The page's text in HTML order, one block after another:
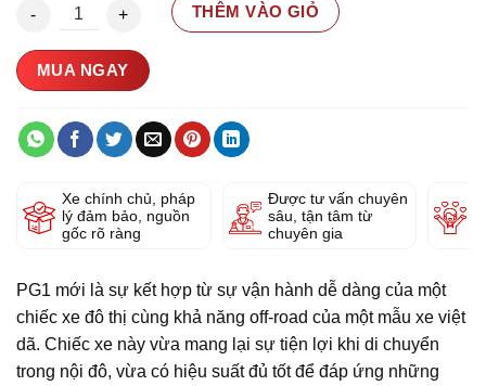
Yamaha PG1 115 2024 29AB-276.32 số lượng
THÊM VÀO GIỎ
MUA NGAY
Xe chính chủ, pháp
lý đảm bảo, nguồn
gốc rõ ràng
Được tư vấn chuyên
sâu, tận tâm từ
chuyên gia
PG1 mới là sự kết hợp từ sự vận hành dễ dàng của một
chiếc xe đô thị cùng khả năng off-road của một mẫu xe việt
dã. Chiếc xe này vừa mang lại sự tiện lợi khi di chuyển
trong nội đô, vừa có hiệu suất đủ tốt để đáp ứng những